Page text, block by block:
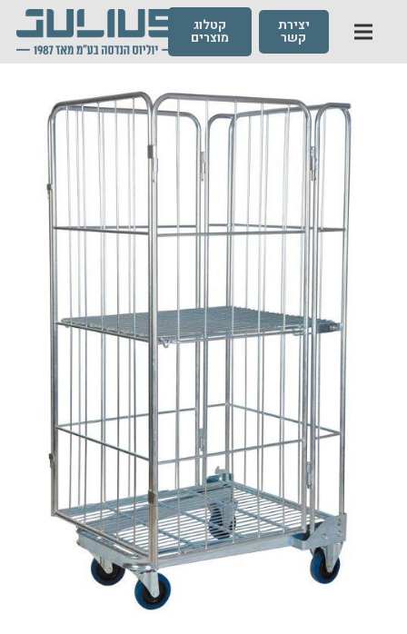
יצירת
קשר
קטלוג
מוצרים